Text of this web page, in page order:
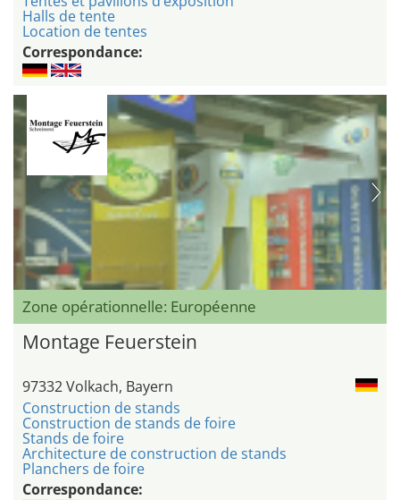
Halls de tente
Location de tentes
Correspondance:
Zone opérationnelle: Européenne
Montage Feuerstein
97332 Volkach, Bayern
Construction de stands
Construction de stands de foire
Stands de foire
Architecture de construction de stands
Planchers de foire
Correspondance: